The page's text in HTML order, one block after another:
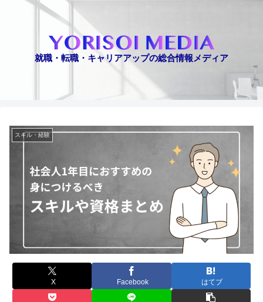
就職・転職・キャリアアップの総合情報メディア
スキル・経験
X Facebook はてブ